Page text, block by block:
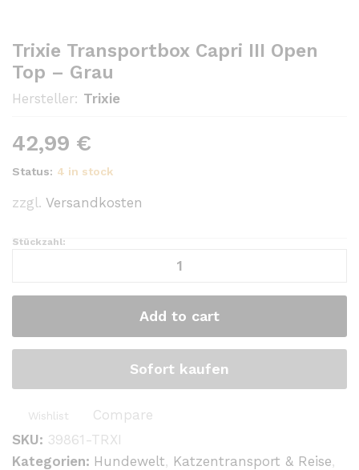
Trixie Transportbox Capri III Open
Top – Grau
Hersteller: Trixie
42,99 €
Status: 4 in stock
zzgl. Versandkosten
Trixie
Open
Top
quantity
Stückzahl:
Add to cart
Sofort kaufen
Wishlist
Compare
SKU: 39861-TRXI
Kategorien: Hundewelt, Katzentransport & Reise,